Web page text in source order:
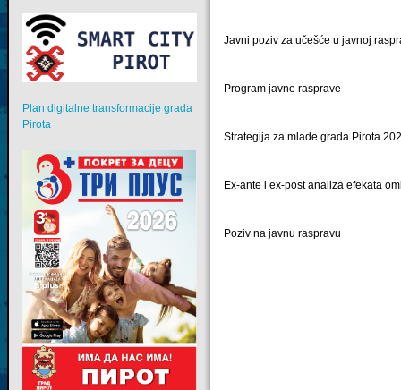
Javni poziv za učešće u javnoj
Program javne rasprave
Strategija za mlade grada Pirota
Ex-ante i ex-post analiza efekata
Poziv na javnu raspravu
Plan digitalne transformacije grada
Pirota